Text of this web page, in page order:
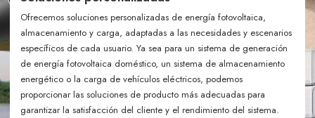
Ofrecemos soluciones personalizadas de energía fotovoltaica,
almacenamiento y carga, adaptadas a las necesidades y escenarios
específicos de cada usuario. Ya sea para un sistema de generación
de energía fotovoltaica doméstico, un sistema de almacenamiento
energético o la carga de vehículos eléctricos, podemos
proporcionar las soluciones de producto más adecuadas para
garantizar la satisfacción del cliente y el rendimiento del sistema.